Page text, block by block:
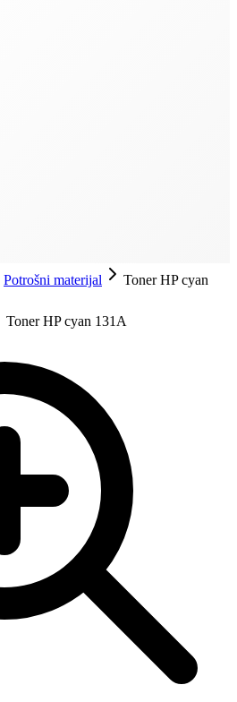
Potrošni materijal
Toner HP cyan
Toner HP cyan 131A